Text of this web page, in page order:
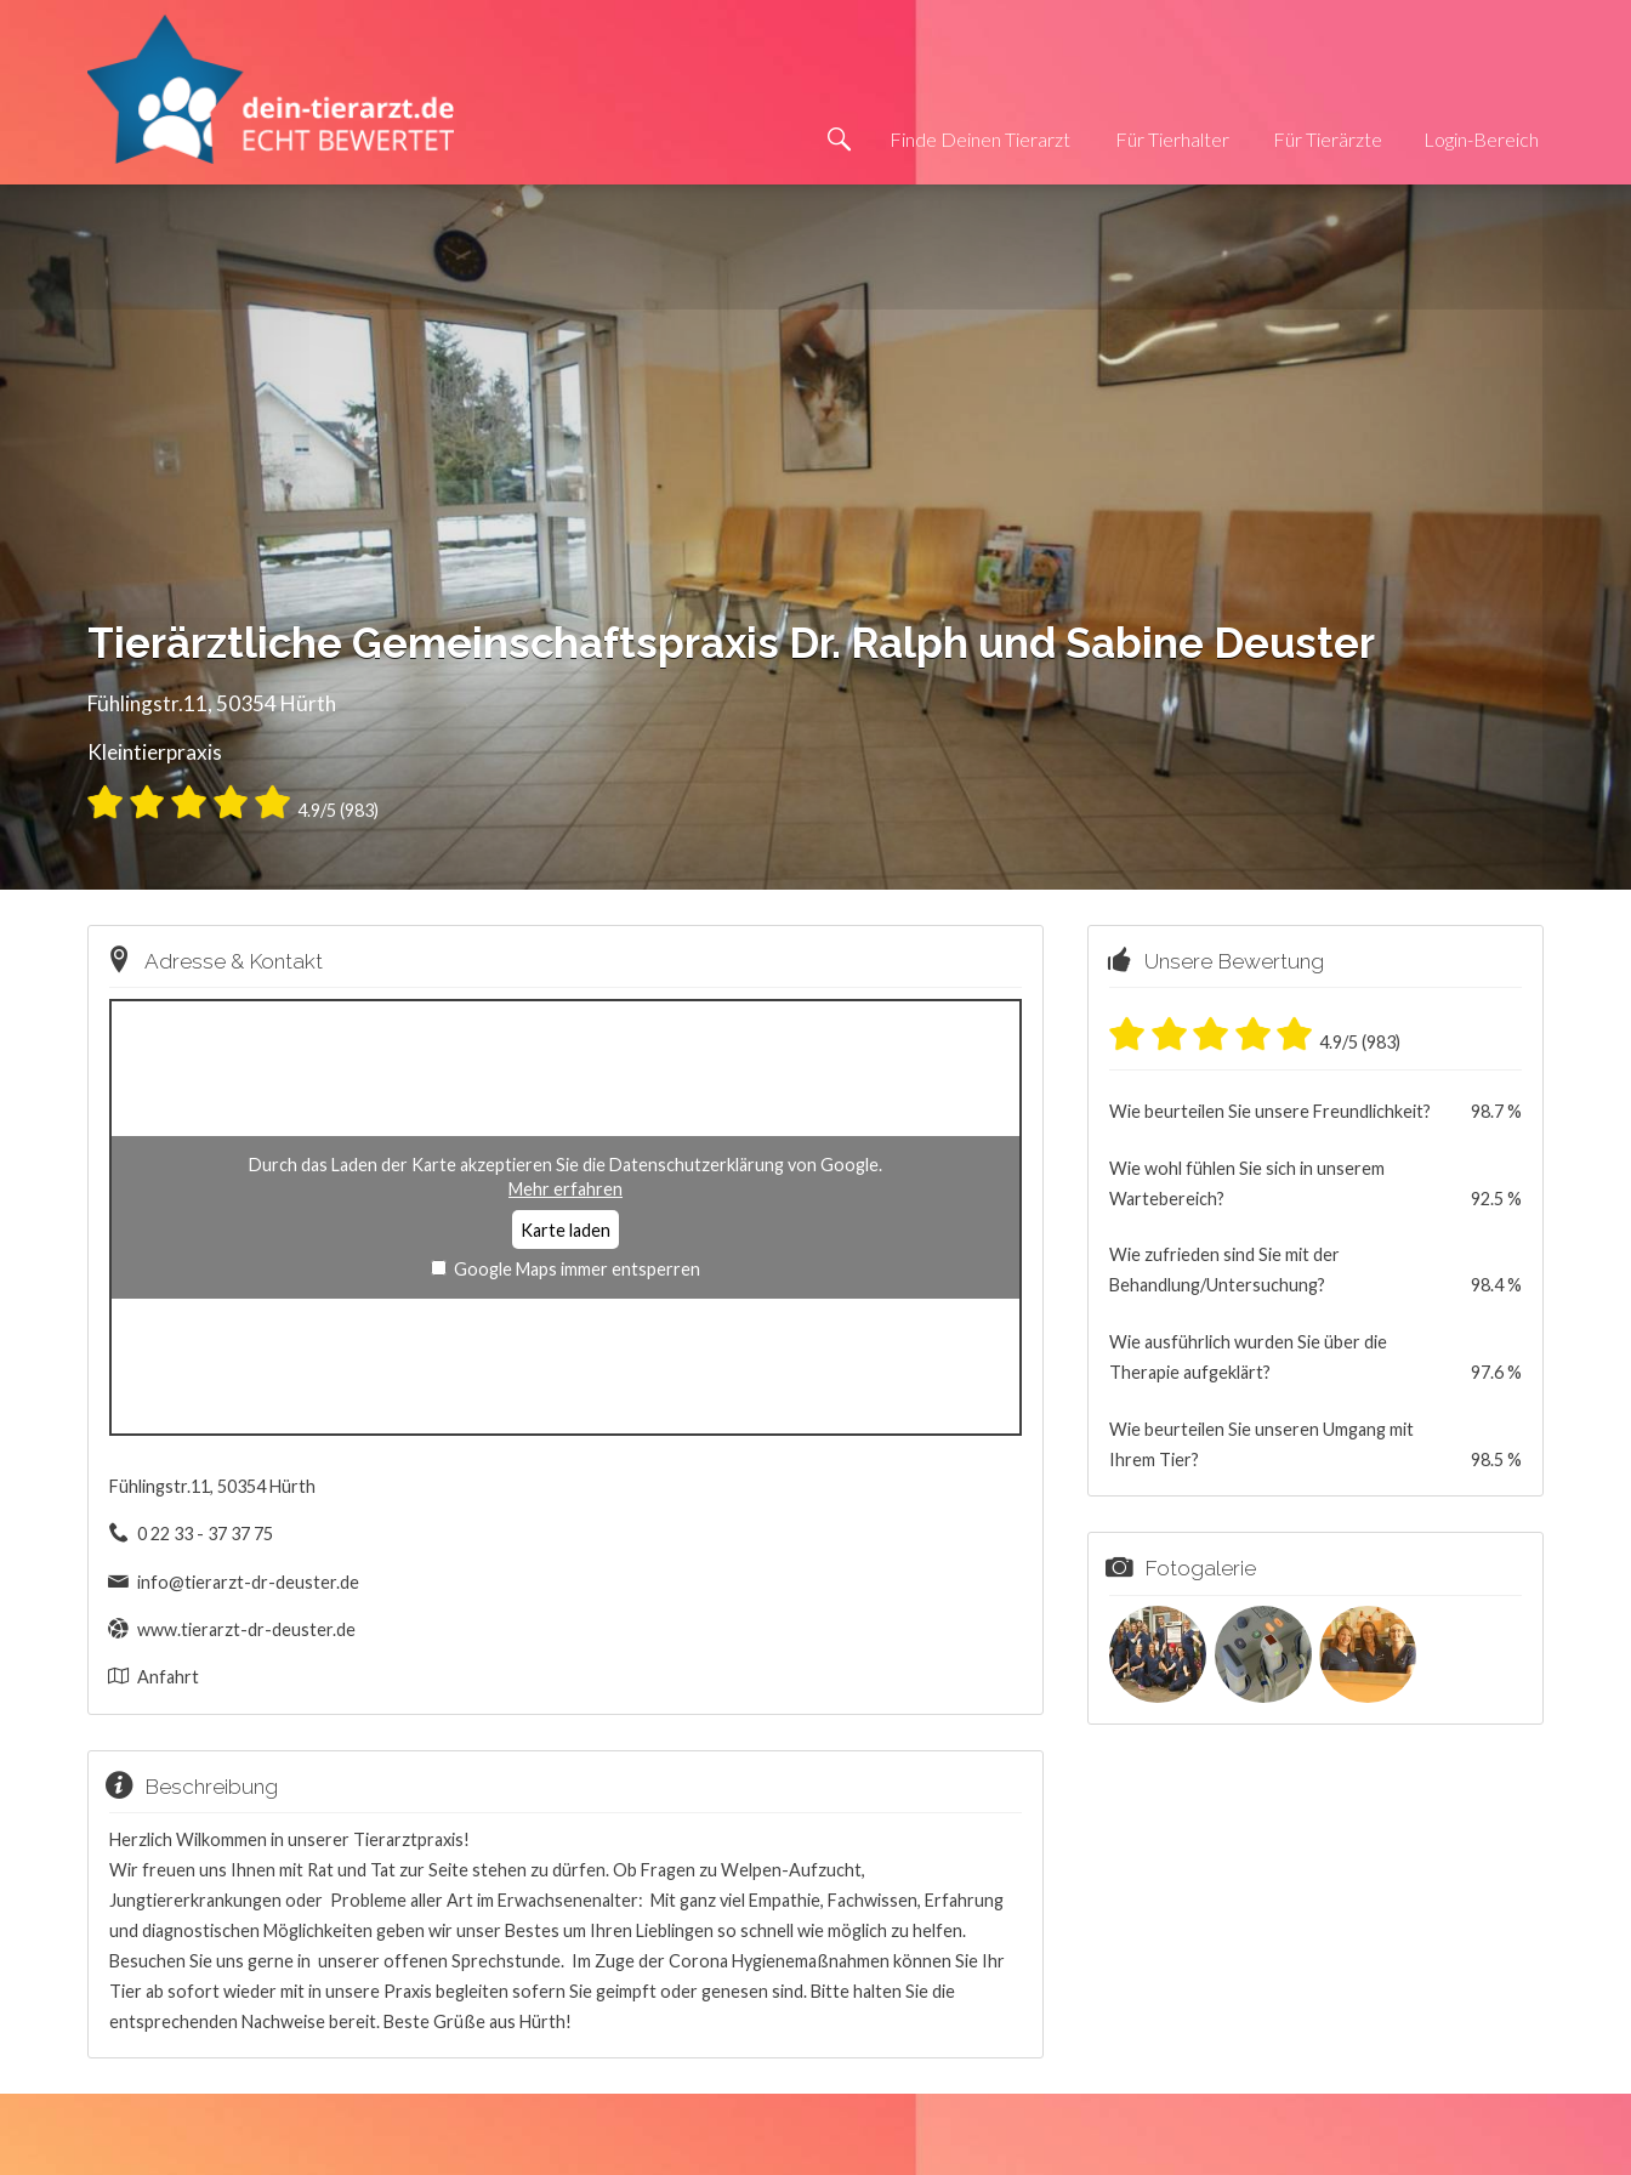
Finde Deinen Tierarzt Für Tierhalter Für Tierärzte
Die Infos
Jetzt registrieren
Login-Bereich
Tierärztliche Gemeinschaftspraxis Dr. Ralph und Sabine Deuster
Fühlingstr.11, 50354 Hürth
Kleintierpraxis
4.9/5 (983)
Adresse & Kontakt
Durch das Laden der Karte akzeptieren Sie die Datenschutzerklärung von Google.
Mehr erfahren
Karte laden
Google Maps immer entsperren
Fühlingstr.11, 50354 Hürth
0 22 33 - 37 37 75
info@tierarzt-dr-deuster.de
www.tierarzt-dr-deuster.de
Anfahrt
Beschreibung
Herzlich Wilkommen in unserer Tierarztpraxis!
Wir freuen uns Ihnen mit Rat und Tat zur Seite stehen zu dürfen. Ob Fragen zu Welpen-Aufzucht,
Jungtiererkrankungen oder Probleme aller Art im Erwachsenenalter: Mit ganz viel Empathie, Fachwissen, Erfahrung
und diagnostischen Möglichkeiten geben wir unser Bestes um Ihren Lieblingen so schnell wie möglich zu helfen.
Besuchen Sie uns gerne in unserer offenen Sprechstunde. Im Zuge der Corona Hygienemaßnahmen können Sie Ihr
Tier ab sofort wieder mit in unsere Praxis begleiten sofern Sie geimpft oder genesen sind. Bitte halten Sie die
entsprechenden Nachweise bereit. Beste Grüße aus Hürth!
Unsere Bewertung
4.9/5 (983)
Wie beurteilen Sie unsere Freundlichkeit? 98.7 %
Wie wohl fühlen Sie sich in unserem
Wartebereich?
92.5 %
Wie zufrieden sind Sie mit der
Behandlung/Untersuchung?
98.4 %
Wie ausführlich wurden Sie über die
Therapie aufgeklärt?
97.6 %
Wie beurteilen Sie unseren Umgang mit
Ihrem Tier?
98.5 %
Fotogalerie